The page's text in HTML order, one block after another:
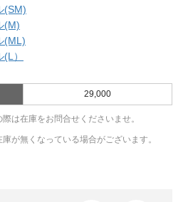
(SM)
(M)
(ML)
）
29,000
は在庫をお問合せくださいませ。
が無くなっている場合がございます。